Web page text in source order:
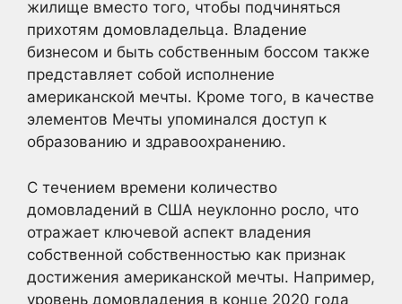
жилище вместо того, чтобы подчиняться
прихотям домовладельца. Владение
бизнесом и быть собственным боссом также
представляет собой исполнение
американской мечты. Кроме того, в качестве
элементов Мечты упоминался доступ к
образованию и здравоохранению.
С течением времени количество
домовладений в США неуклонно росло, что
отражает ключевой аспект владения
собственной собственностью как признак
достижения американской мечты. Например,
уровень домовладения в конце 2020 года